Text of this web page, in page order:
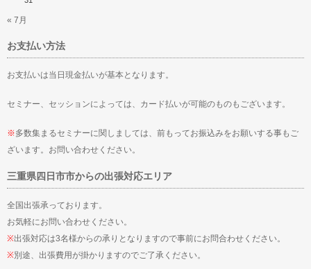
« 7月
お支払い方法
お支払いは当日現金払いが基本となります。
セミナー、セッションによっては、カード払いが可能のものもございます。
※多数集まるセミナーに関しましては、前もってお振込みをお願いする事もご
ざいます。お問い合わせください。
三重県四日市市からの出張対応エリア
全国出張承っております。
お気軽にお問い合わせください。
※出張対応は3名様からの承りとなりますので事前にお問合わせください。
※別途、出張費用が掛かりますのでご了承ください。